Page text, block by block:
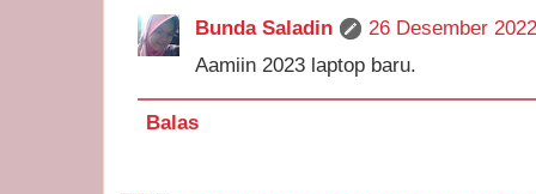
Bunda Saladin
26 Desember
Aamiin 2023 laptop baru.
Balas